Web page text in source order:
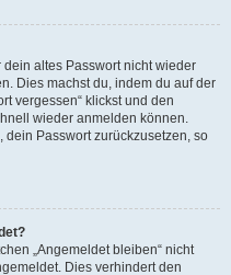
altes Passwort nicht wieder
Dies machst du, indem du auf der
vergessen“ klickst und den
wieder anmelden können.
Passwort zurückzusetzen, so
„Angemeldet bleiben“ nicht
Dies verhindert den